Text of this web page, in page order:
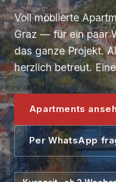
Voll möblierte
Graz — für ein paar
das ganze Projekt.
herzlich betreut.
Apartments
Per WhatsApp